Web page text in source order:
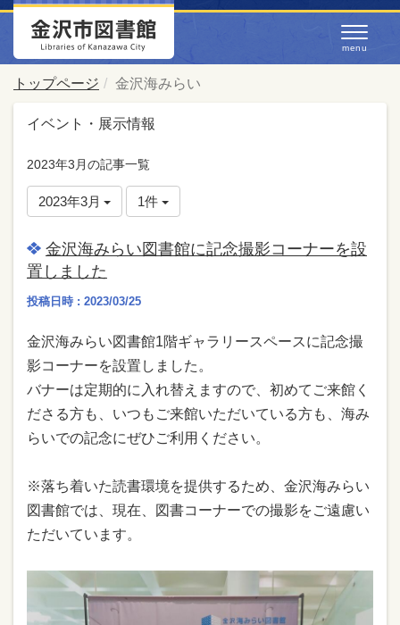
トップページ 金沢海みらい
イベント・展示情報
2023年3月の記事一覧
2023年3月 1件
金沢海みらい図書館に記念撮影コーナーを設
置しました
投稿日時 : 2023/03/25
金沢海みらい図書館1階ギャラリースペースに記念撮
影コーナーを設置しました。
バナーは定期的に入れ替えますので、初めてご来館く
ださる方も、いつもご来館いただいている方も、海み
らいでの記念にぜひご利用ください。
※落ち着いた読書環境を提供するため、金沢海みらい
図書館では、現在、図書コーナーでの撮影をご遠慮い
ただいています。